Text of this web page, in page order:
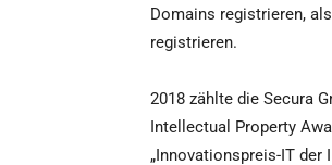
Domains registrieren,
registrieren.
2018 zählte die Secura
Intellectual Property
„Innovationspreis-IT